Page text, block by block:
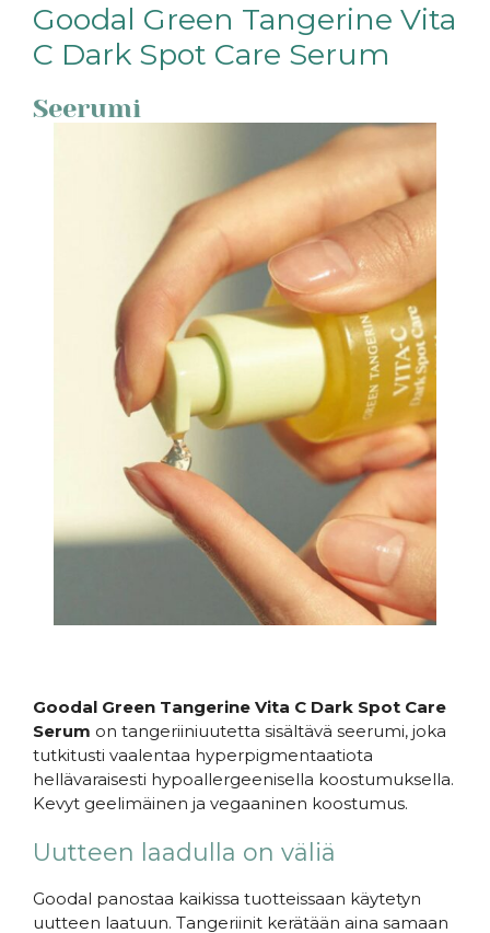
Goodal Green Tangerine Vita
C Dark Spot Care Serum
Seerumi
Goodal Green Tangerine Vita C Dark Spot Care
Serum on tangeriiniuutetta sisältävä seerumi, joka
tutkitusti vaalentaa hyperpigmentaatiota
hellävaraisesti hypoallergeenisella koostumuksella.
Kevyt geelimäinen ja vegaaninen koostumus.
Uutteen laadulla on väliä
Goodal panostaa kaikissa tuotteissaan käytetyn
uutteen laatuun. Tangeriinit kerätään aina samaan